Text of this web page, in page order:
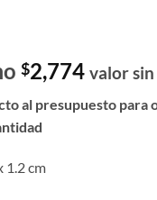
$2,774 valor sin
al presupuesto para
1.2 cm